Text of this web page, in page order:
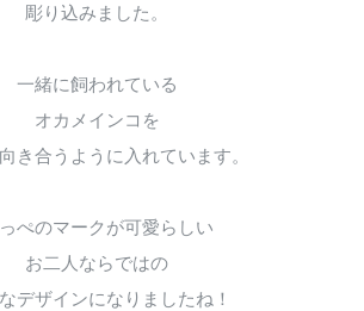
彫り込みました。
一緒に飼われている
オカメインコを
き合うように入れています。
ぺのマークが可愛らしい
お二人ならではの
デザインになりましたね！